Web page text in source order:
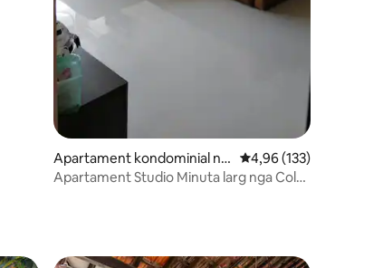
Apartament kondominial në
Colva
Vlerësimi mesatar
4,96 (133)
Apartament Studio Minuta larg nga Colva